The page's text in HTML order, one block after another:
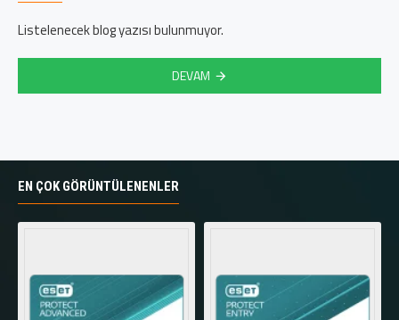
Listelenecek blog yazısı bulunmuyor.
DEVAM
EN ÇOK GÖRÜNTÜLENENLER